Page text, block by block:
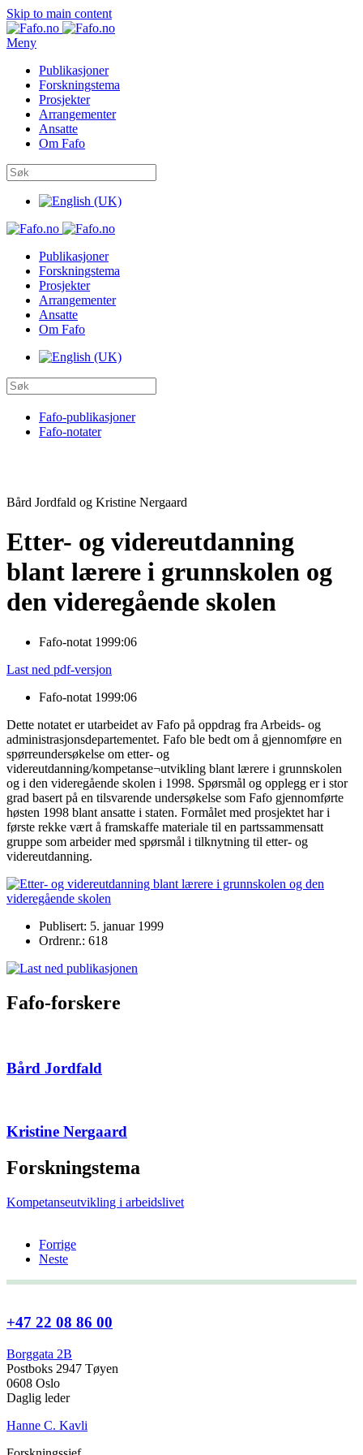
Skip to main content
Meny
Publikasjoner
Forskningstema
Prosjekter
Arrangementer
Ansatte
Om Fafo
Publikasjoner
Forskningstema
Prosjekter
Arrangementer
Ansatte
Om Fafo
Fafo-publikasjoner
Fafo-notater
Bård Jordfald og Kristine Nergaard
Etter- og videreutdanning
blant lærere i grunnskolen og
den videregående skolen
Fafo-notat 1999:06
Last ned pdf-versjon
Fafo-notat 1999:06
Dette notatet er utarbeidet av Fafo på oppdrag fra Arbeids- og
administrasjonsdepartementet. Fafo ble bedt om å gjennomføre en
spørreundersøkelse om etter- og
videreutdanning/kompetanse¬utvikling blant lærere i grunnskolen
og i den videregående skolen i 1998. Spørsmål og opplegg er i stor
grad basert på en tilsvarende undersøkelse som Fafo gjennomførte
høsten 1998 blant ansatte i staten. Formålet med prosjektet har i
første rekke vært å framskaffe materiale til en partssammensatt
gruppe som arbeider med spørsmål i tilknytning til etter- og
videreutdanning.
Publisert: 5. januar 1999
Ordrenr.: 618
Fafo-forskere
Bård Jordfald
Kristine Nergaard
Forskningstema
Kompetanseutvikling i arbeidslivet
Forrige
Neste
+47 22 08 86 00
Borggata 2B
Postboks 2947 Tøyen
0608 Oslo
Daglig leder
Hanne C. Kavli